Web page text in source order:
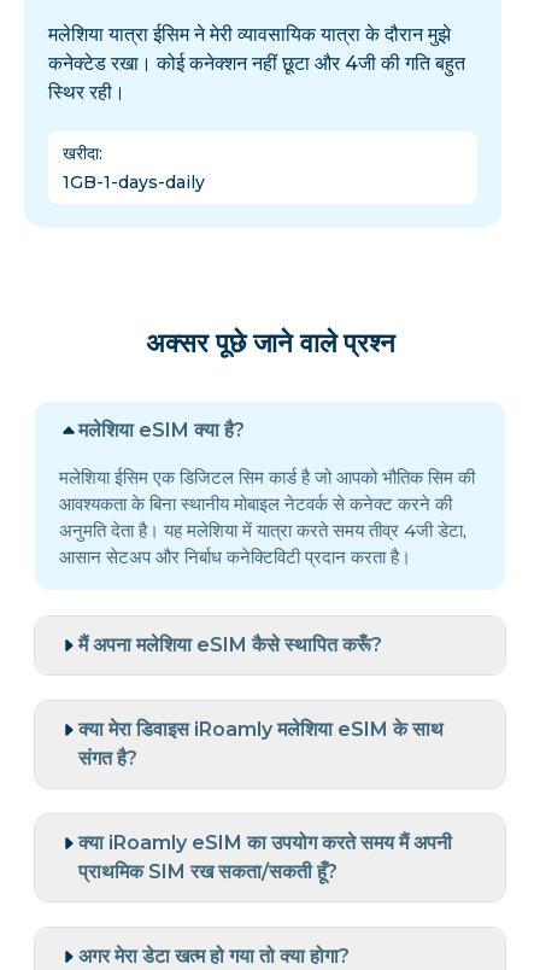
मलेशिया यात्रा ईसिम ने मेरी व्यावसायिक यात्रा के दौरान मुझे
कनेक्टेड रखा। कोई कनेक्शन नहीं छूटा और 4जी की गति बहुत
स्थिर रही।
खरीदा:
1GB-1-days-daily
अक्सर पूछे जाने वाले प्रश्न
मलेशिया eSIM क्या है?
मलेशिया ईसिम एक डिजिटल सिम कार्ड है जो आपको भौतिक सिम की
आवश्यकता के बिना स्थानीय मोबाइल नेटवर्क से कनेक्ट करने की
अनुमति देता है। यह मलेशिया में यात्रा करते समय तीव्र 4जी डेटा,
आसान सेटअप और निर्बाध कनेक्टिविटी प्रदान करता है।
मैं अपना मलेशिया eSIM कैसे स्थापित करूँ?
क्या मेरा डिवाइस iRoamly मलेशिया eSIM के साथ
संगत है?
क्या iRoamly eSIM का उपयोग करते समय मैं अपनी
प्राथमिक SIM रख सकता/सकती हूँ?
अगर मेरा डेटा खत्म हो गया तो क्या होगा?